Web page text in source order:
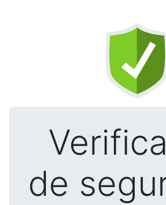
de